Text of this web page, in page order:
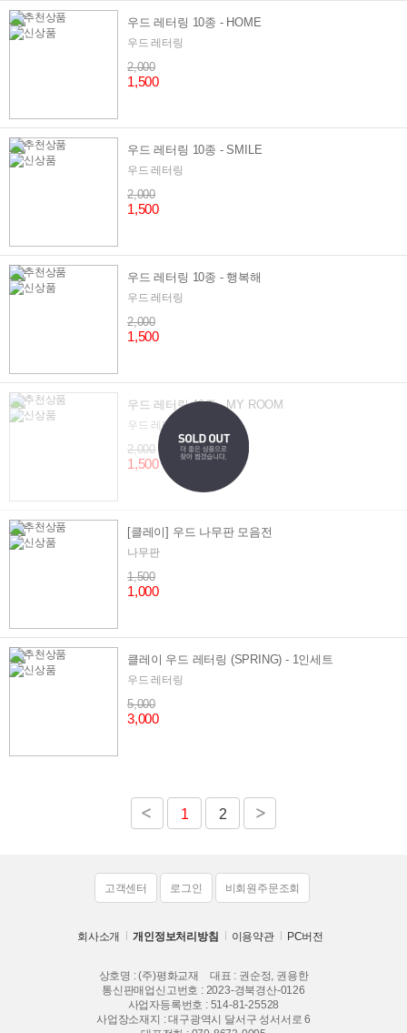
우드 레터링 10종 - HOME
우드 레터링
2,000
1,500
우드 레터링 10종 - SMILE
우드 레터링
2,000
1,500
우드 레터링 10종 - 행복해
우드 레터링
2,000
1,500
우드 레터링 10종 - MY ROOM
우드 레터링
2,000
1,500
[클레이] 우드 나무판 모음전
나무판
1,500
1,000
클레이 우드 레터링 (SPRING) - 1인세트
우드 레터링
5,000
3,000
1 2
고객센터 로그인 비회원주문조회
회사소개 개인정보처리방침 이용약관 PC버전
상호명 : (주)평화교재
대표 : 권순정, 권용한
통신판매업신고번호 : 2023-경북경산-0126
사업자등록번호 : 514-81-25528
사업장소재지 : 대구광역시 달서구 성서서로 6